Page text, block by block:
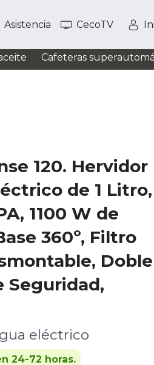
Asistencia CecoTV
Cafeteras
120. Hervidor
de 1 Litro,
1100 W de
360º, Filtro
Doble
Seguridad,
eléctrico
24-72 horas.